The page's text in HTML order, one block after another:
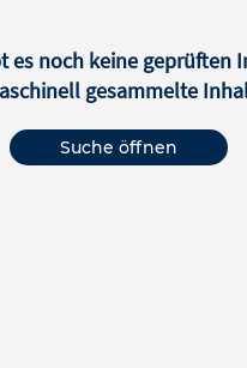
es noch keine geprüften
gesammelte
Suche öffnen